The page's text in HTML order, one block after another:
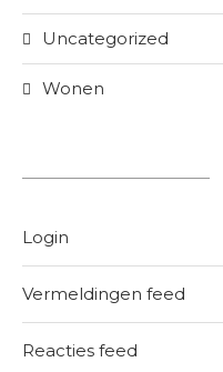
Uncategorized
Wonen
Login
Vermeldingen feed
Reacties feed